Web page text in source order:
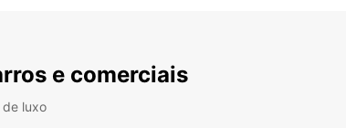
e comerciais
de luxo